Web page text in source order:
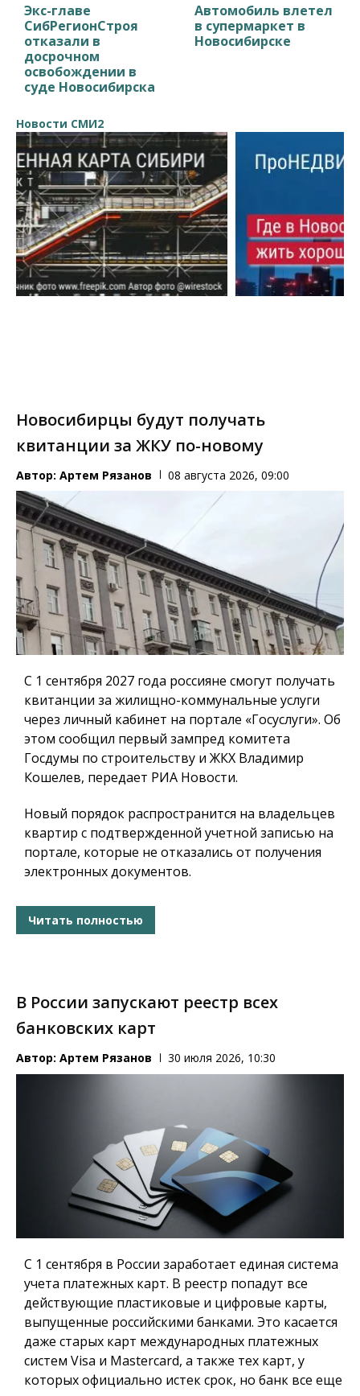
Экс-главе
СибРегионСтроя
отказали в
досрочном
освобождении в
суде Новосибирска
Автомобиль влетел
в супермаркет в
Новосибирске
Новости СМИ2
Новосибирцы будут получать
квитанции за ЖКУ по-новому
Автор: Артем Рязанов 08 августа 2026, 09:00
С 1 сентября 2027 года россияне смогут получать
квитанции за жилищно-коммунальные услуги
через личный кабинет на портале «Госуслуги». Об
этом сообщил первый зампред комитета
Госдумы по строительству и ЖКХ Владимир
Кошелев, передает РИА Новости.
Новый порядок распространится на владельцев
квартир с подтвержденной учетной записью на
портале, которые не отказались от получения
электронных документов.
Читать полностью
В России запускают реестр всех
банковских карт
Автор: Артем Рязанов 30 июля 2026, 10:30
С 1 сентября в России заработает единая система
учета платежных карт. В реестр попадут все
действующие пластиковые и цифровые карты,
выпущенные российскими банками. Это касается
даже старых карт международных платежных
систем Visa и Mastercard, а также тех карт, у
которых официально истек срок, но банк все еще